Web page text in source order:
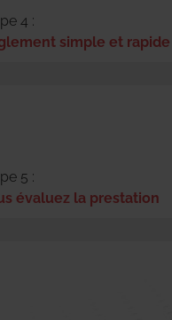
4 :
simple et rapide
5 :
évaluez la prestation